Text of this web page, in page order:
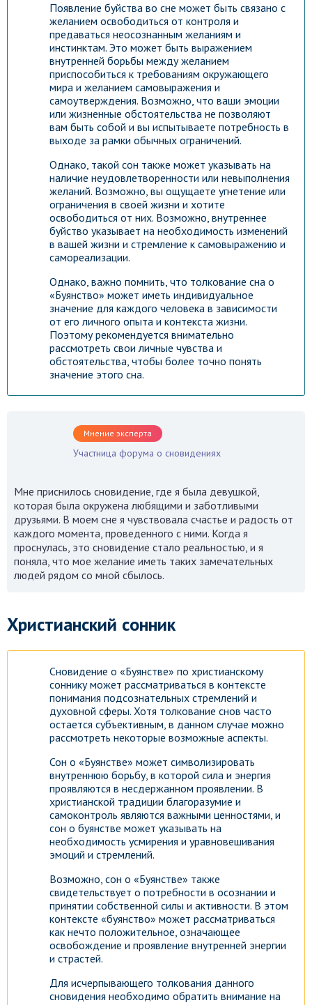
Появление буйства во сне может быть связано с
желанием освободиться от контроля и
предаваться неосознанным желаниям и
инстинктам. Это может быть выражением
внутренней борьбы между желанием
приспособиться к требованиям окружающего
мира и желанием самовыражения и
самоутверждения. Возможно, что ваши эмоции
или жизненные обстоятельства не позволяют
вам быть собой и вы испытываете потребность в
выходе за рамки обычных ограничений.
Однако, такой сон также может указывать на
наличие неудовлетворенности или невыполнения
желаний. Возможно, вы ощущаете угнетение или
ограничения в своей жизни и хотите
освободиться от них. Возможно, внутреннее
буйство указывает на необходимость изменений
в вашей жизни и стремление к самовыражению и
самореализации.
Однако, важно помнить, что толкование сна о
«Буянство» может иметь индивидуальное
значение для каждого человека в зависимости
от его личного опыта и контекста жизни.
Поэтому рекомендуется внимательно
рассмотреть свои личные чувства и
обстоятельства, чтобы более точно понять
значение этого сна.
Мнение эксперта
Участница форума о сновидениях
Мне приснилось сновидение, где я была девушкой,
которая была окружена любящими и заботливыми
друзьями. В моем сне я чувствовала счастье и радость от
каждого момента, проведенного с ними. Когда я
проснулась, это сновидение стало реальностью, и я
поняла, что мое желание иметь таких замечательных
людей рядом со мной сбылось.
Христианский сонник
Сновидение о «Буянстве» по христианскому
соннику может рассматриваться в контексте
понимания подсознательных стремлений и
духовной сферы. Хотя толкование снов часто
остается субъективным, в данном случае можно
рассмотреть некоторые возможные аспекты.
Сон о «Буянстве» может символизировать
внутреннюю борьбу, в которой сила и энергия
проявляются в несдержанном проявлении. В
христианской традиции благоразумие и
самоконтроль являются важными ценностями, и
сон о буянстве может указывать на
необходимость усмирения и уравновешивания
эмоций и стремлений.
Возможно, сон о «Буянстве» также
свидетельствует о потребности в осознании и
принятии собственной силы и активности. В этом
контексте «буянство» может рассматриваться
как нечто положительное, означающее
освобождение и проявление внутренней энергии
и страстей.
Для исчерпывающего толкования данного
сновидения необходимо обратить внимание на